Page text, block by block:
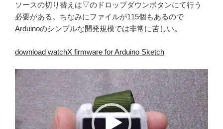
ソースの切り替えは▽のドロップダウンボタンにて行う
必要がある。ちなみにファイルが115個もあるので
Arduinoのシンプルな開発規模では非常に苦しい。
download watchX firmware for Arduino Sketch
動
画
プ
レ
ー